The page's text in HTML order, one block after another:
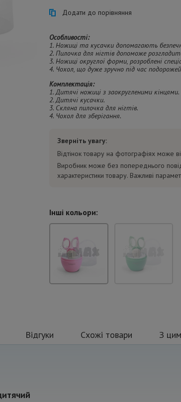
Додати до порівняння
Особливості:
1. Ножиці та кусачки допомагають
2. Пилочка для нігтів допоможе
3. Ножиці округлої форми, розроблені
4. Чохол, що дуже зручно під час
Комплектація:
1. Дитячі ножиці з заокругленими кінцями.
2. Дитячі кусачки.
3. Скляна пилочка для нігтів.
4. Чохол для зберігання.
Зверніть увагу:
Відтінок товару на фотографіях може
Виробник може без попереднього
характеристики товару. Важливі
Інші кольори:
Відгуки Схожі товари З